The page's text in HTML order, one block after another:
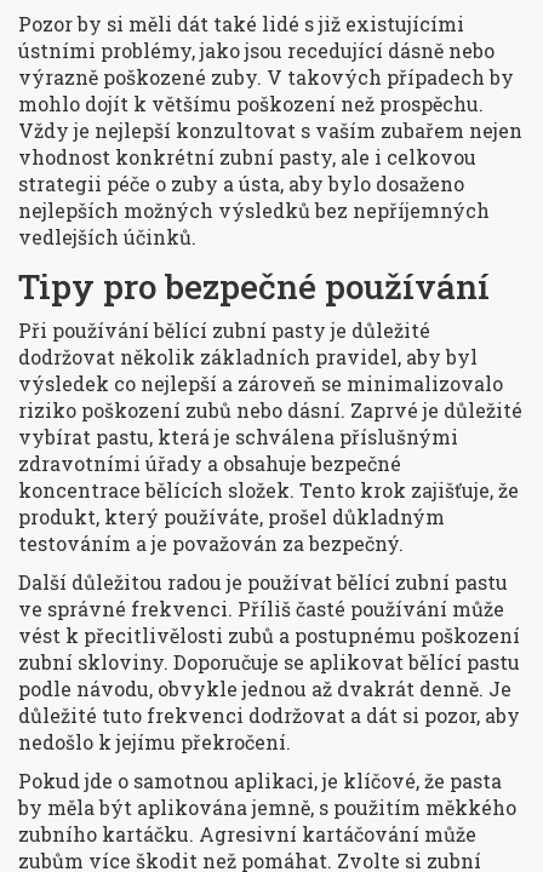
Pozor by si měli dát také lidé s již existujícími
ústními problémy, jako jsou recedující dásně nebo
výrazně poškozené zuby. V takových případech by
mohlo dojít k většímu poškození než prospěchu.
Vždy je nejlepší konzultovat s vaším zubařem nejen
vhodnost konkrétní zubní pasty, ale i celkovou
strategii péče o zuby a ústa, aby bylo dosaženo
nejlepších možných výsledků bez nepříjemných
vedlejších účinků.
Tipy pro bezpečné používání
Při používání bělící zubní pasty je důležité
dodržovat několik základních pravidel, aby byl
výsledek co nejlepší a zároveň se minimalizovalo
riziko poškození zubů nebo dásní. Zaprvé je důležité
vybírat pastu, která je schválena příslušnými
zdravotními úřady a obsahuje bezpečné
koncentrace bělících složek. Tento krok zajišťuje, že
produkt, který používáte, prošel důkladným
testováním a je považován za bezpečný.
Další důležitou radou je používat bělící zubní pastu
ve správné frekvenci. Příliš časté používání může
vést k přecitlivělosti zubů a postupnému poškození
zubní skloviny. Doporučuje se aplikovat bělící pastu
podle návodu, obvykle jednou až dvakrát denně. Je
důležité tuto frekvenci dodržovat a dát si pozor, aby
nedošlo k jejímu překročení.
Pokud jde o samotnou aplikaci, je klíčové, že pasta
by měla být aplikována jemně, s použitím měkkého
zubního kartáčku. Agresivní kartáčování může
zubům více škodit než pomáhat. Zvolte si zubní